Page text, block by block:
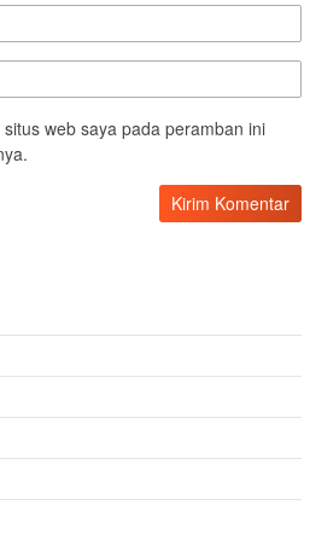
web saya pada peramban ini